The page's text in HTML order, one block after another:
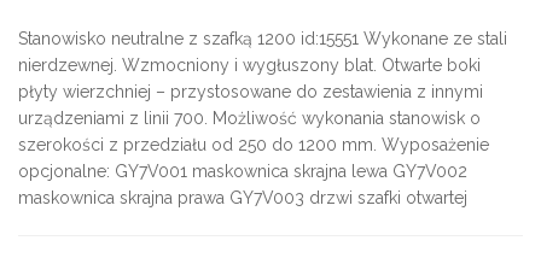
Stanowisko neutralne z szafką 1200 id:15551 Wykonane ze stali
nierdzewnej. Wzmocniony i wygłuszony blat. Otwarte boki
płyty wierzchniej – przystosowane do zestawienia z innymi
urządzeniami z linii 700. Możliwość wykonania stanowisk o
szerokości z przedziału od 250 do 1200 mm. Wyposażenie
opcjonalne: GY7V001 maskownica skrajna lewa GY7V002
maskownica skrajna prawa GY7V003 drzwi szafki otwartej